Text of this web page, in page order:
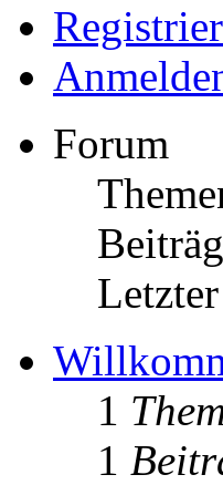
Forum
1
1